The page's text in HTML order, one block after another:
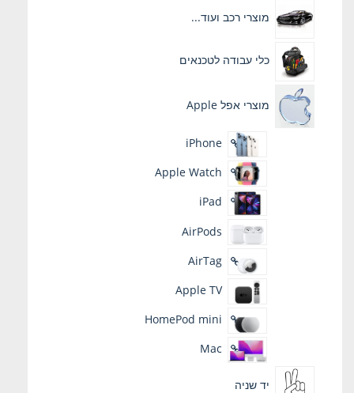
מוצרי רכב ועוד...
כלי עבודה לטכנאים
מוצרי אפל Apple
iPhone
Apple Watch
iPad
AirPods
AirTag
Apple TV
HomePod mini
Mac
יד שניה